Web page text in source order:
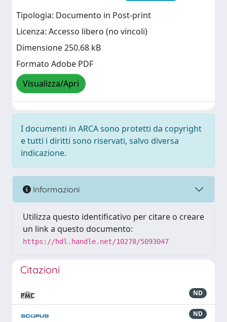
Tipologia: Documento in Post-print
Licenza: Accesso libero (no vincoli)
Dimensione 250.68 kB
Formato Adobe PDF
Visualizza/Apri
I documenti in ARCA sono protetti da copyright
e tutti i diritti sono riservati, salvo diversa
indicazione.
Informazioni
Utilizza questo identificativo per citare o creare
un link a questo documento:
https://hdl.handle.net/10278/5093047
Citazioni
ND
ND